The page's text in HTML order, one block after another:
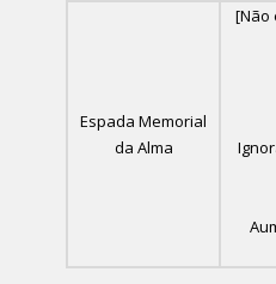
Espada Memorial
da Alma
[Não